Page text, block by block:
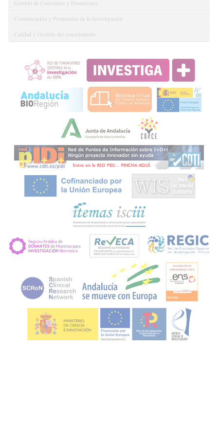
Gestión de Convenios y Donaciones
Comunicación y Promoción de la Investigación
Calidad y Gestión del conocimiento